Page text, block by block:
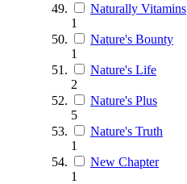
Naturally Vitamins
1
Nature's Bounty
1
Nature's Life
2
Nature's Plus
5
Nature's Truth
1
New Chapter
1